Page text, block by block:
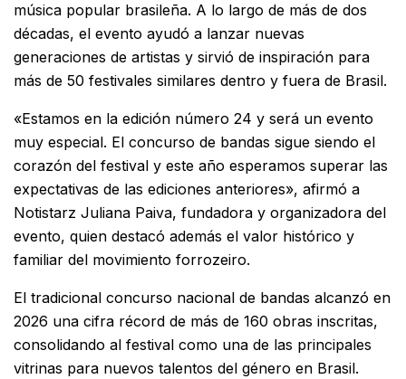
música popular brasileña. A lo largo de más de dos
décadas, el evento ayudó a lanzar nuevas
generaciones de artistas y sirvió de inspiración para
más de 50 festivales similares dentro y fuera de Brasil.
«Estamos en la edición número 24 y será un evento
muy especial. El concurso de bandas sigue siendo el
corazón del festival y este año esperamos superar las
expectativas de las ediciones anteriores», afirmó a
Notistarz Juliana Paiva, fundadora y organizadora del
evento, quien destacó además el valor histórico y
familiar del movimiento forrozeiro.
El tradicional concurso nacional de bandas alcanzó en
2026 una cifra récord de más de 160 obras inscritas,
consolidando al festival como una de las principales
vitrinas para nuevos talentos del género en Brasil.